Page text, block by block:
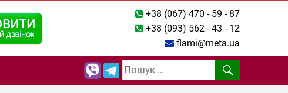
+38 (067) 470 - 59 - 87
+38 (093) 562 - 43 - 12
flami@meta.ua